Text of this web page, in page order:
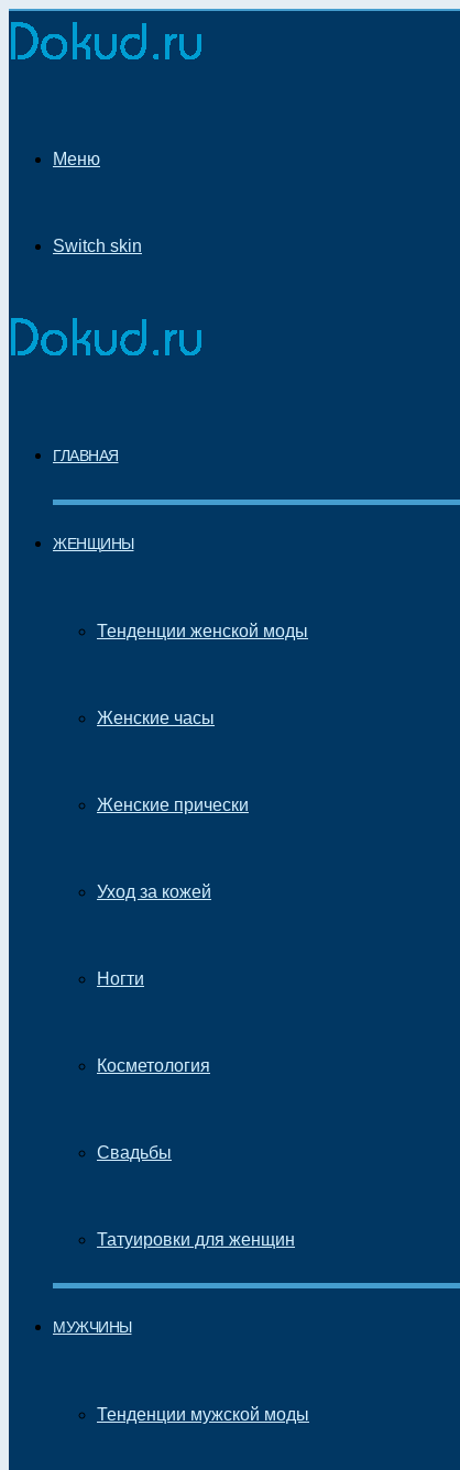
Меню
Switch skin
ГЛАВНАЯ
ЖЕНЩИНЫ
Тенденции женской моды
Женские часы
Женские прически
Уход за кожей
Ногти
Косметология
Свадьбы
Татуировки для женщин
МУЖЧИНЫ
Тенденции мужской моды